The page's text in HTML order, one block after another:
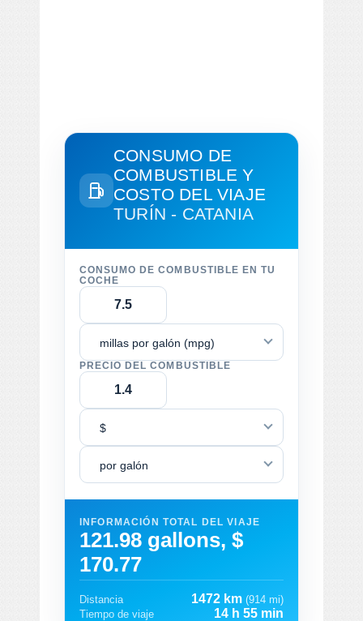
CONSUMO DE
COMBUSTIBLE Y
COSTO DEL VIAJE
TURÍN - CATANIA
CONSUMO DE COMBUSTIBLE EN TU
COCHE
millas por galón (mpg)
PRECIO DEL COMBUSTIBLE
$
por galón
INFORMACIÓN TOTAL DEL VIAJE
121.98 gallons, $
170.77
Distancia 1472 km (914 mi)
Tiempo de viaje
14 h 55 min